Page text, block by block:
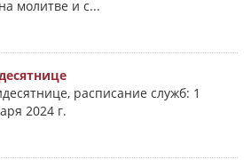
молитве и с...
расписание служб: 1
2024 г.